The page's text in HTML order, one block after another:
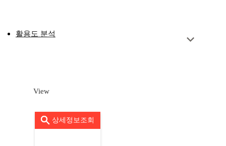
활용도 분석
View
상세정보조회